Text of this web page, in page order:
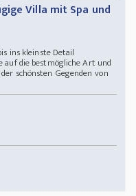
Villa mit Spa und
ins kleinste Detail
auf die bestmögliche Art und
schönsten Gegenden von